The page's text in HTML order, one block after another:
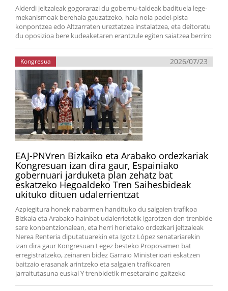
Alderdi jeltzaleak gogorarazi du gobernu-taldeak badituela lege-
mekanismoak berehala gauzatzeko, hala nola padel-pista
konpontzea edo Altzarraten ureztatzea instalatzea, eta deitoratu
du oposizioa bere kudeaketaren erantzule egiten saiatzea berriro
Kongresua 2026/07/23
EAJ-PNVren Bizkaiko eta Arabako ordezkariak
Kongresuan izan dira gaur, Espainiako
gobernuari jarduketa plan zehatz bat
eskatzeko Hegoaldeko Tren Saihesbideak
ukituko dituen udalerrientzat
Azpiegitura honek nabarmen handituko du salgaien trafikoa
Bizkaia eta Arabako hainbat udalerrietatik igarotzen den trenbide
sare konbentzionalean, eta herri horietako ordezkari jeltzaleak
Nerea Renteria diputatuarekin eta Igotz López senatariarekin
izan dira gaur Kongresuan Legez besteko Proposamen bat
erregistratzeko, zeinaren bidez Garraio Ministerioari eskatzen
baitzaio erasanak arintzeko eta salgaien trafikoaren
jarraitutasuna euskal Y trenbidetik mesetaraino gaitzeko